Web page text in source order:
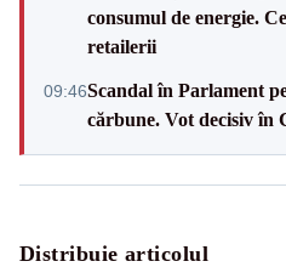
consumul de energie.
retailerii
09:46Scandal în Parlament
cărbune. Vot decisiv în
Distribuie articolul